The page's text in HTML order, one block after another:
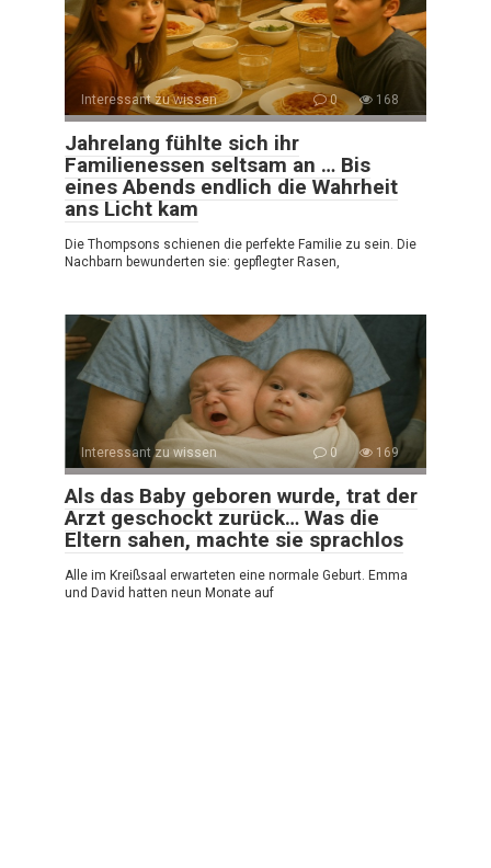
Interessant zu wissen 0 168
Jahrelang fühlte sich ihr
Familienessen seltsam an … Bis
eines Abends endlich die Wahrheit
ans Licht kam
Die Thompsons schienen die perfekte Familie zu sein. Die
Nachbarn bewunderten sie: gepflegter Rasen,
Interessant zu wissen 0 169
Als das Baby geboren wurde, trat der
Arzt geschockt zurück… Was die
Eltern sahen, machte sie sprachlos
Alle im Kreißsaal erwarteten eine normale Geburt. Emma
und David hatten neun Monate auf